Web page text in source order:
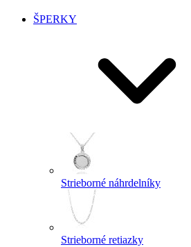
ŠPERKY
Strieborné náhrdelníky
Strieborné retiazky